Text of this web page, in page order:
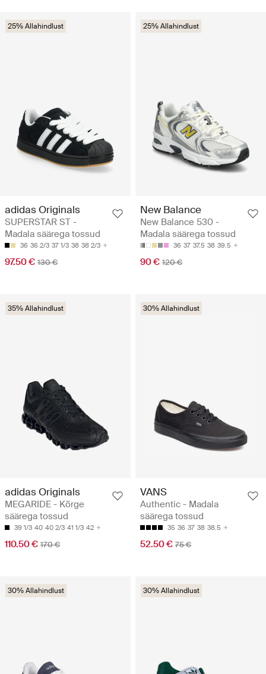
25% Allahindlust
adidas Originals
SUPERSTAR ST -
Madala säärega tossud
36 36 2/3 37 1/3 38 38 2/3
97.50 € 130 €
25% Allahindlust
New Balance
New Balance 530 -
Madala säärega tossud
36 37 37.5 38 39.5
90 € 120 €
35% Allahindlust
adidas Originals
MEGARIDE - Kõrge
säärega tossud
39 1/3 40 40 2/3 41 1/3 42
110.50 € 170 €
30% Allahindlust
VANS
Authentic - Madala
säärega tossud
35 36 37 38 38.5
52.50 € 75 €
30% Allahindlust 30% Allahindlust